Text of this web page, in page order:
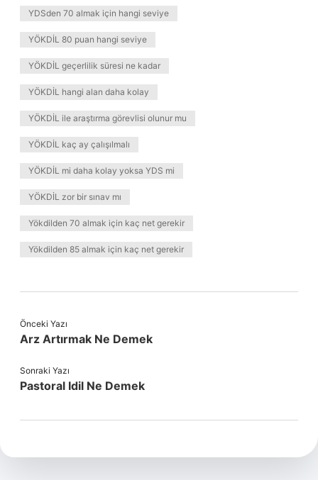
YDSden 70 almak için hangi seviye
YÖKDİL 80 puan hangi seviye
YÖKDİL geçerlilik süresi ne kadar
YÖKDİL hangi alan daha kolay
YÖKDİL ile araştırma görevlisi olunur mu
YÖKDİL kaç ay çalışılmalı
YÖKDİL mi daha kolay yoksa YDS mi
YÖKDİL zor bir sınav mı
Yökdilden 70 almak için kaç net gerekir
Yökdilden 85 almak için kaç net gerekir
Önceki Yazı
Arz Artırmak Ne Demek
Sonraki Yazı
Pastoral Idil Ne Demek